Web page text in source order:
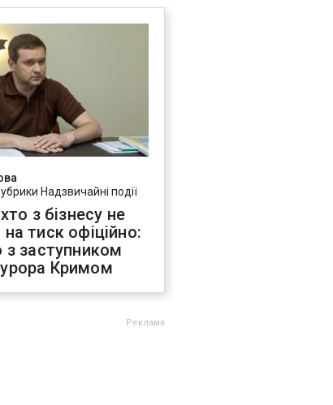
Надзвичайні події
з бізнесу не
тиск офіційно:
з заступником
Кримом